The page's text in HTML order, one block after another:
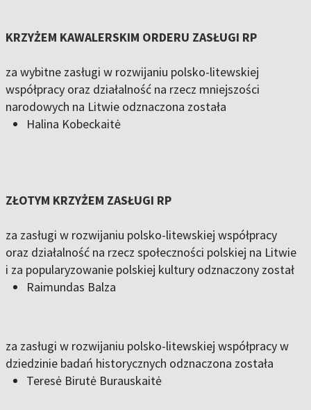
KRZYŻEM KAWALERSKIM ORDERU ZASŁUGI RP
za wybitne zasługi w rozwijaniu polsko-litewskiej
współpracy oraz działalność na rzecz mniejszości
narodowych na Litwie odznaczona została
Halina Kobeckaitė
ZŁOTYM KRZYŻEM ZASŁUGI RP
za zasługi w rozwijaniu polsko-litewskiej współpracy
oraz działalność na rzecz społeczności polskiej na Litwie
i za popularyzowanie polskiej kultury odznaczony został
Raimundas Balza
za zasługi w rozwijaniu polsko-litewskiej współpracy w
dziedzinie badań historycznych odznaczona została
Teresė Birutė Burauskaitė